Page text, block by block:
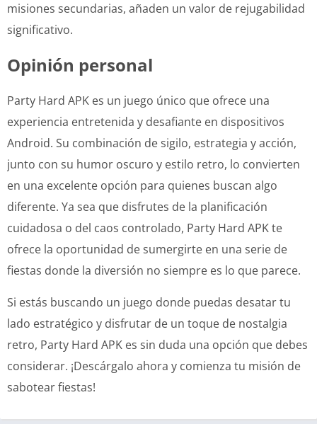
misiones secundarias, añaden un valor de rejugabilidad
significativo.
Opinión personal
Party Hard APK es un juego único que ofrece una
experiencia entretenida y desafiante en dispositivos
Android. Su combinación de sigilo, estrategia y acción,
junto con su humor oscuro y estilo retro, lo convierten
en una excelente opción para quienes buscan algo
diferente. Ya sea que disfrutes de la planificación
cuidadosa o del caos controlado, Party Hard APK te
ofrece la oportunidad de sumergirte en una serie de
fiestas donde la diversión no siempre es lo que parece.
Si estás buscando un juego donde puedas desatar tu
lado estratégico y disfrutar de un toque de nostalgia
retro, Party Hard APK es sin duda una opción que debes
considerar. ¡Descárgalo ahora y comienza tu misión de
sabotear fiestas!